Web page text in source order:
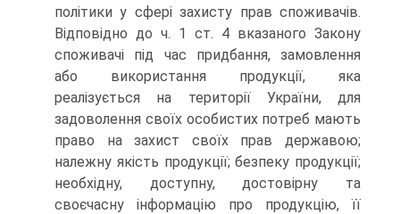
політики у сфері захисту прав споживачів.
Відповідно до ч. 1 ст. 4 вказаного Закону
споживачі під час придбання, замовлення
або використання продукції, яка
реалізується на території України, для
задоволення своїх особистих потреб мають
право на захист своїх прав державою;
належну якість продукції; безпеку продукції;
необхідну, доступну, достовірну та
своєчасну інформацію про продукцію, її